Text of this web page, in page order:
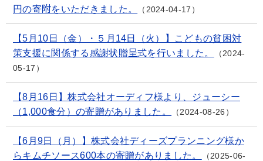
円の寄附をいただきました。
2024-04-17
【5月10日（金）・５月14日（火）】こどもの貧困対
策支援に関係する感謝状贈呈式を行いました。
2024-
05-17
【8月16日】株式会社オーディフ様より、ジューシー
（1,000食分）の寄贈がありました。
2024-08-26
【6月9日（月）】株式会社ディーズプランニング様か
らキムチソース600本の寄贈がありました。
2025-06-